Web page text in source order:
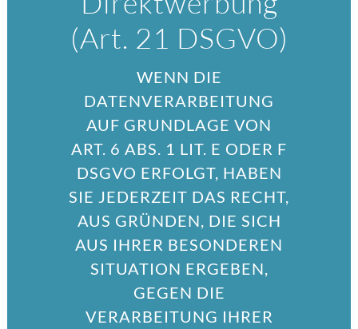
(Art. 21 DSGVO)
WENN DIE
DATENVERARBEITUNG
AUF GRUNDLAGE VON
ART. 6 ABS. 1 LIT. E ODER F
DSGVO ERFOLGT, HABEN
SIE JEDERZEIT DAS RECHT,
AUS GRÜNDEN, DIE SICH
AUS IHRER BESONDEREN
SITUATION ERGEBEN,
GEGEN DIE
VERARBEITUNG IHRER